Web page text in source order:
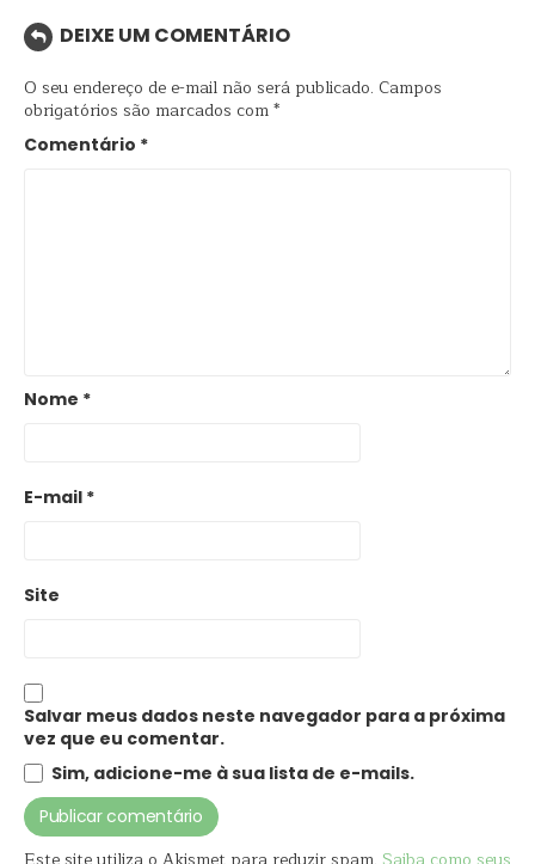
DEIXE UM COMENTÁRIO
O seu endereço de e-mail não será publicado. Campos
obrigatórios são marcados com*
Comentário *
Nome *
E-mail *
Site
Salvar meus dados neste navegador para a próxima
vez que eu comentar.
Sim, adicione-me à sua lista de e-mails.